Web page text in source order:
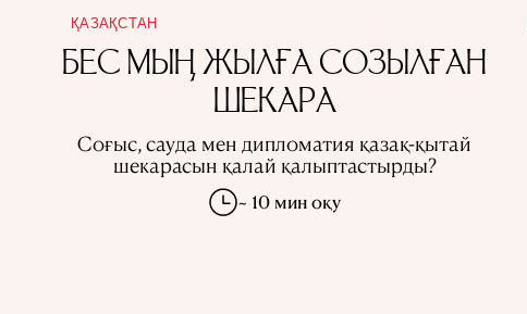
ҚАЗАҚСТАН
БЕС МЫҢ ЖЫЛҒА СОЗЫЛҒАН
ШЕКАРА
Соғыс, сауда мен дипломатия қазақ-қытай
шекарасын қалай қалыптастырды?
~ 10 мин оқу